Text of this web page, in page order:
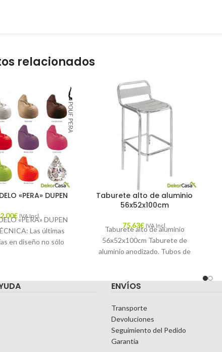
relacionados
«PERA» DUPEN
€ IVA Incl.
«PERA» DUPEN
Las últimas
en diseño no sólo
Taburete alto de aluminio
56x52x100cm
75,63€ IVA Incl.
Taburete alto de aluminio
56x52x100cm Taburete de
aluminio anodizado. Tubos de
ENVÍOS
Transporte
Devoluciones
Seguimiento del Pedido
Garantía